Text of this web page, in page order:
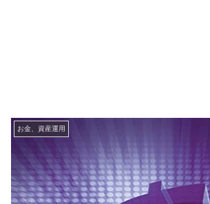
お金、資産運用